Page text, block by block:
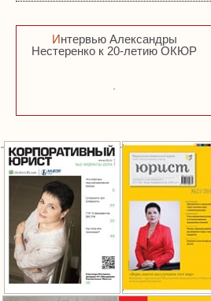
Интервью Александры
Нестеренко к 20-летию ОКЮР